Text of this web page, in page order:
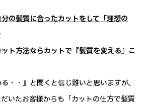
の髪質に合ったカットをして「理想の
ト方法ならカットで『髪質を変える』こ
・・』と聞くと信じ難いと思いますが、
いたお客様からも「カットの仕方で髪質